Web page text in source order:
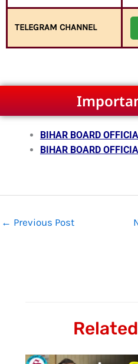
TELEGRAM CHANNEL
BIHAR BOARD
BIHAR BOARD
← Previous Post